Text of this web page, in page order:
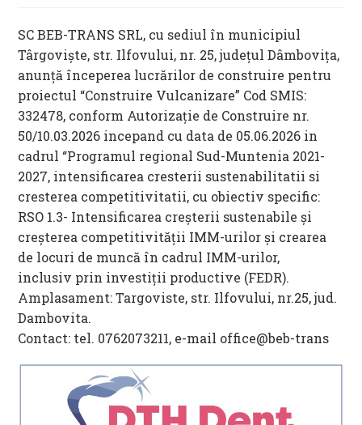
SC BEB-TRANS SRL, cu sediul în municipiul
Târgoviște, str. Ilfovului, nr. 25, județul Dâmbovița,
anunță începerea lucrărilor de construire pentru
proiectul “Construire Vulcanizare” Cod SMIS:
332478, conform Autorizație de Construire nr.
50/10.03.2026 incepand cu data de 05.06.2026 in
cadrul “Programul regional Sud-Muntenia 2021-
2027, intensificarea cresterii sustenabilitatii si
cresterea competitivitatii, cu obiectiv specific:
RSO 1.3- Intensificarea creșterii sustenabile și
creșterea competitivității IMM-urilor și crearea
de locuri de muncă în cadrul IMM-urilor,
inclusiv prin investiții productive (FEDR).
Amplasament: Targoviste, str. Ilfovului, nr.25, jud.
Dambovita.
Contact: tel. 0762073211, e-mail office@beb-trans